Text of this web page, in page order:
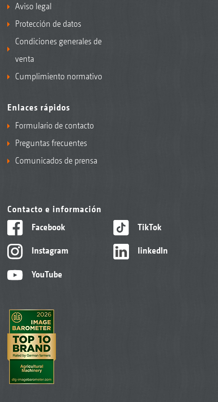
Aviso legal
Protección de datos
Condiciones generales de
venta
Cumplimiento normativo
Enlaces rápidos
Formulario de contacto
Preguntas frecuentes
Comunicados de prensa
Contacto e información
Facebook
Instagram
YouTube
TikTok
linkedIn